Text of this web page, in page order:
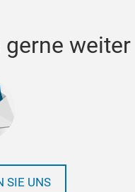
weiter
SIE UNS